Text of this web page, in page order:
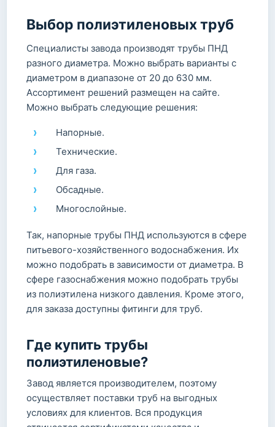
Выбор полиэтиленовых труб
Специалисты завода производят трубы ПНД
разного диаметра. Можно выбрать варианты с
диаметром в диапазоне от 20 до 630 мм.
Ассортимент решений размещен на сайте.
Можно выбрать следующие решения:
Напорные.
Технические.
Для газа.
Обсадные.
Многослойные.
Так, напорные трубы ПНД используются в сфере
питьевого-хозяйственного водоснабжения. Их
можно подобрать в зависимости от диаметра. В
сфере газоснабжения можно подобрать трубы
из полиэтилена низкого давления. Кроме этого,
для заказа доступны фитинги для труб.
Где купить трубы
полиэтиленовые?
Завод является производителем, поэтому
осуществляет поставки труб на выгодных
условиях для клиентов. Вся продукция